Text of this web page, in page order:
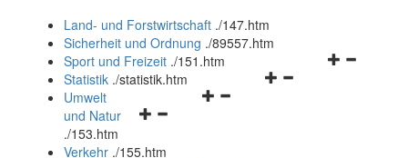
und
schließen
Land- und Forstwirtschaft ./147.htm
Sicherheit und Ordnung ./89557.htm
Navigationsmenü
Sport und Freizeit ./151.htm
Navigationsmenü
Statistik ./statistik.htm
Navigationsmenü
und
Umwelt
und Natur
./153.htm
Verkehr ./155.htm